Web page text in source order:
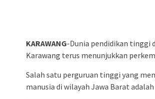
KARAWANG-Dunia pendidikan tinggi
Karawang terus menunjukkan
Salah satu perguruan tinggi yang
manusia di wilayah Jawa Barat